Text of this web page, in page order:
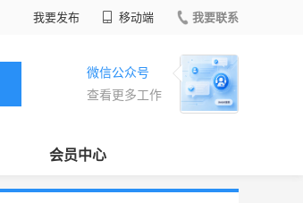
我要发布 移动端 我要联系
微信公众号
查看更多工作
会员中心